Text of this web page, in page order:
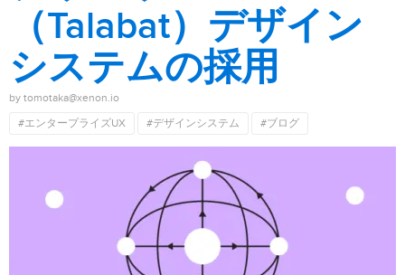
（Talabat）デザイン
システムの採用
by tomotaka@xenon.io
#エンタープライズUX
#デザインシステム #ブログ